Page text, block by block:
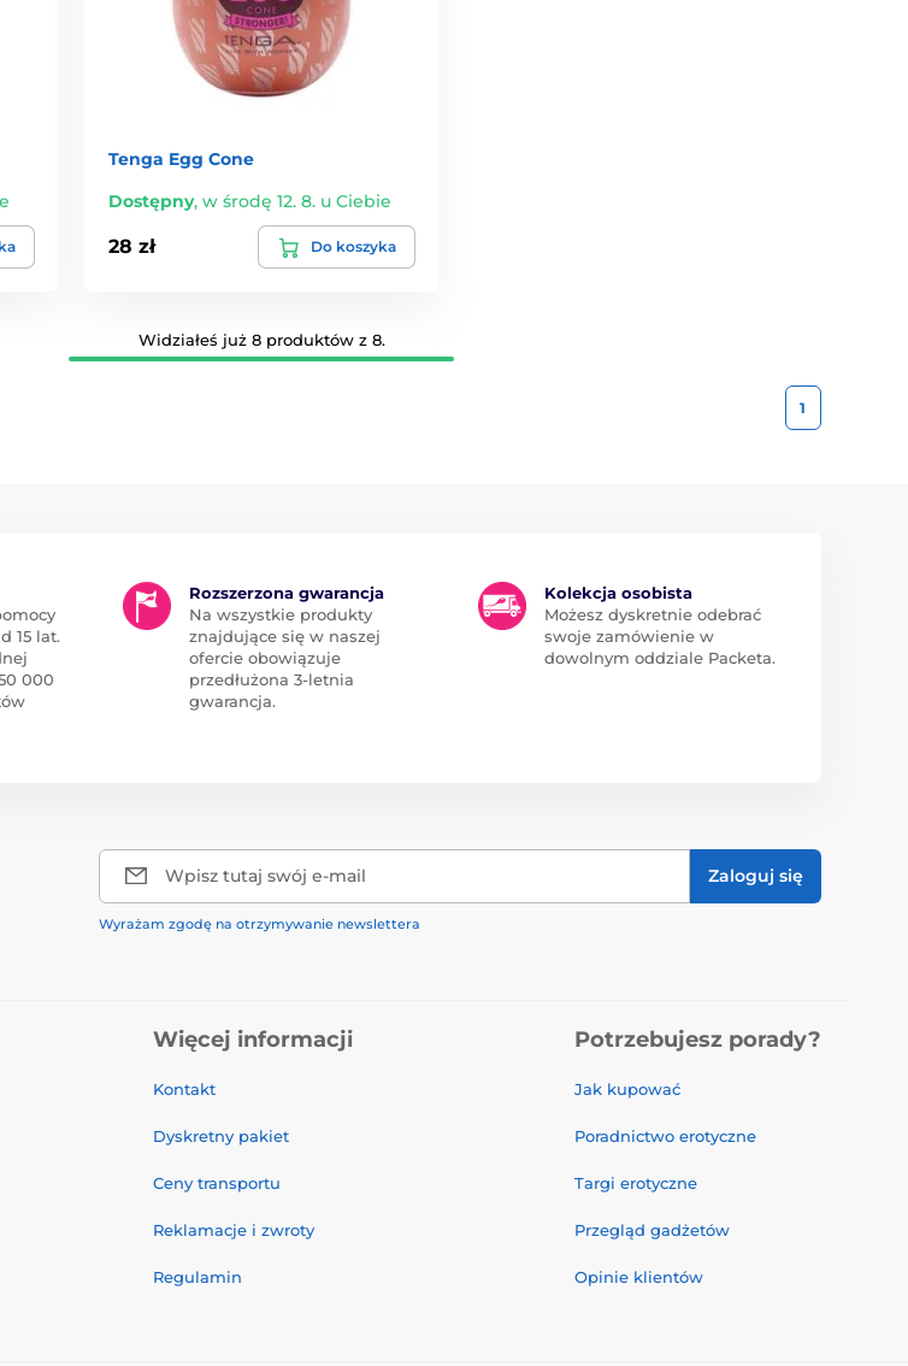
Tenga Egg Cone
Dostępny, w środę 12. 8. u Ciebie
28 zł Do koszyka
Widziałeś już 8 produktów z 8.
1
15 lat.
000
Rozszerzona gwarancja
Na wszystkie produkty
znajdujące się w naszej
ofercie obowiązuje
przedłużona 3-letnia
gwarancja.
Kolekcja osobista
Możesz dyskretnie odebrać
swoje zamówienie w
dowolnym oddziale Packeta.
Wpisz tutaj swój e-mail Zaloguj się
Wyrażam zgodę na otrzymywanie newslettera
Więcej informacji
Kontakt
Dyskretny pakiet
Ceny transportu
Reklamacje i zwroty
Regulamin
Potrzebujesz porady?
Jak kupować
Poradnictwo erotyczne
Targi erotyczne
Przegląd gadżetów
Opinie klientów